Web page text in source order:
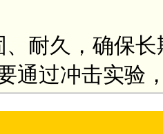
耐久，确保
通过冲击实验